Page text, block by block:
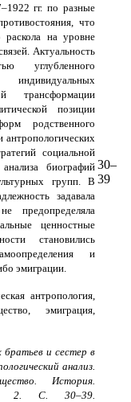
гг. по разные
что
раскола на уровне
Актуальность
углубленного
трансформации
позиции
родственного
социальной
биографий
групп. В
задавала
предопределяла
ценностные
становились
и
эмиграции.
антропология,
эмиграция,
и сестер в
анализ.
История.
2. С. 30–39.
30–
39